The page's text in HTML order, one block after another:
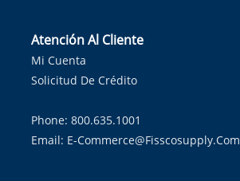
Atención Al Cliente
Mi Cuenta
Solicitud De Crédito
Phone: 800.635.1001
Email: E-Commerce@fisscosupply.com